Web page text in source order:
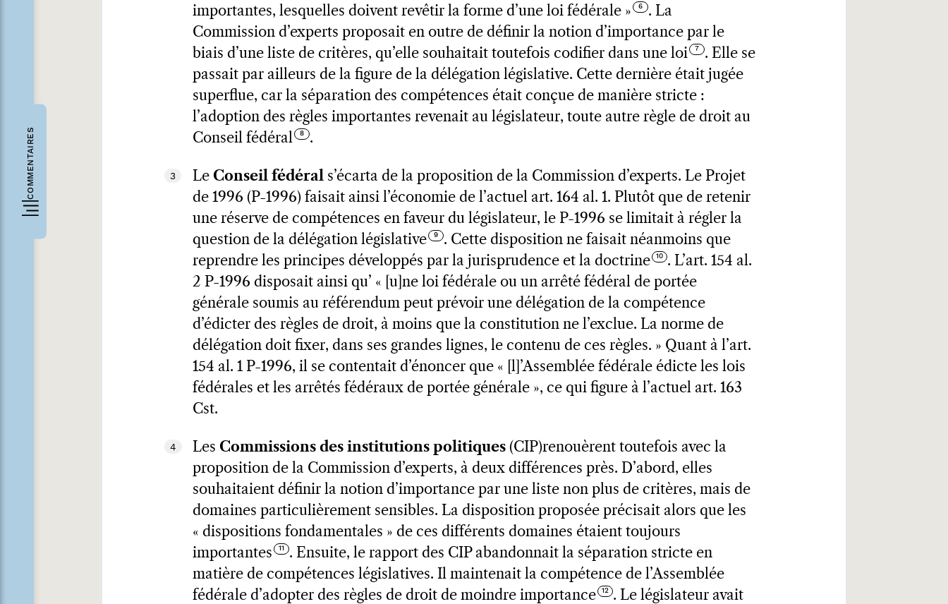
COMMENTAIRES
importantes, lesquelles doivent revêtir la forme d’une loi fédérale »
. La
Commission d’experts proposait en outre de définir la notion d’importance par le
biais d’une liste de critères, qu’elle souhaitait toutefois codifier dans une loi
. Elle se
passait par ailleurs de la figure de la délégation législative. Cette dernière était jugée
superflue, car la séparation des compétences était conçue de manière stricte :
l’adoption des règles importantes revenait au législateur, toute autre règle de droit au
Conseil fédéral
.
3 Le Conseil fédéral s’écarta de la proposition de la Commission d’experts. Le Projet
de 1996 (P-1996) faisait ainsi l’économie de l’actuel art. 164 al. 1. Plutôt que de retenir
une réserve de compétences en faveur du législateur, le P-1996 se limitait à régler la
question de la délégation législative
. Cette disposition ne faisait néanmoins que
reprendre les principes développés par la jurisprudence et la doctrine
. L’art. 154 al.
2 P-1996 disposait ainsi qu’ « [u]ne loi fédérale ou un arrêté fédéral de portée
générale soumis au référendum peut prévoir une délégation de la compétence
d’édicter des règles de droit, à moins que la constitution ne l’exclue. La norme de
délégation doit fixer, dans ses grandes lignes, le contenu de ces règles. » Quant à l’art.
154 al. 1 P-1996, il se contentait d’énoncer que « [l]’Assemblée fédérale édicte les lois
fédérales et les arrêtés fédéraux de portée générale », ce qui figure à l’actuel art. 163
Cst.
4 Les Commissions des institutions politiques (CIP)renouèrent toutefois avec la
proposition de la Commission d’experts, à deux différences près. D’abord, elles
souhaitaient définir la notion d’importance par une liste non plus de critères, mais de
domaines particulièrement sensibles. La disposition proposée précisait alors que les
« dispositions fondamentales » de ces différents domaines étaient toujours
importantes
. Ensuite, le rapport des CIP abandonnait la séparation stricte en
matière de compétences législatives. Il maintenait la compétence de l’Assemblée
fédérale d’adopter des règles de droit de moindre importance
. Le législateur avait